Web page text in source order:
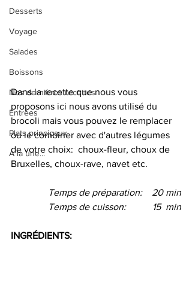
Desserts
Voyage
Salades
Boissons
Nos dernières recettes
Entrées
Plats principaux
A la une...
Dans la recette que nous vous
proposons ici nous avons utilisé du
brocoli mais vous pouvez le remplacer
ou le combiner avec d'autres légumes
de votre choix:  choux-fleur, choux de
Bruxelles, choux-rave, navet etc.
Temps de préparation:    20 min
Temps de cuisson:           15  min
INGRÉDIENTS: